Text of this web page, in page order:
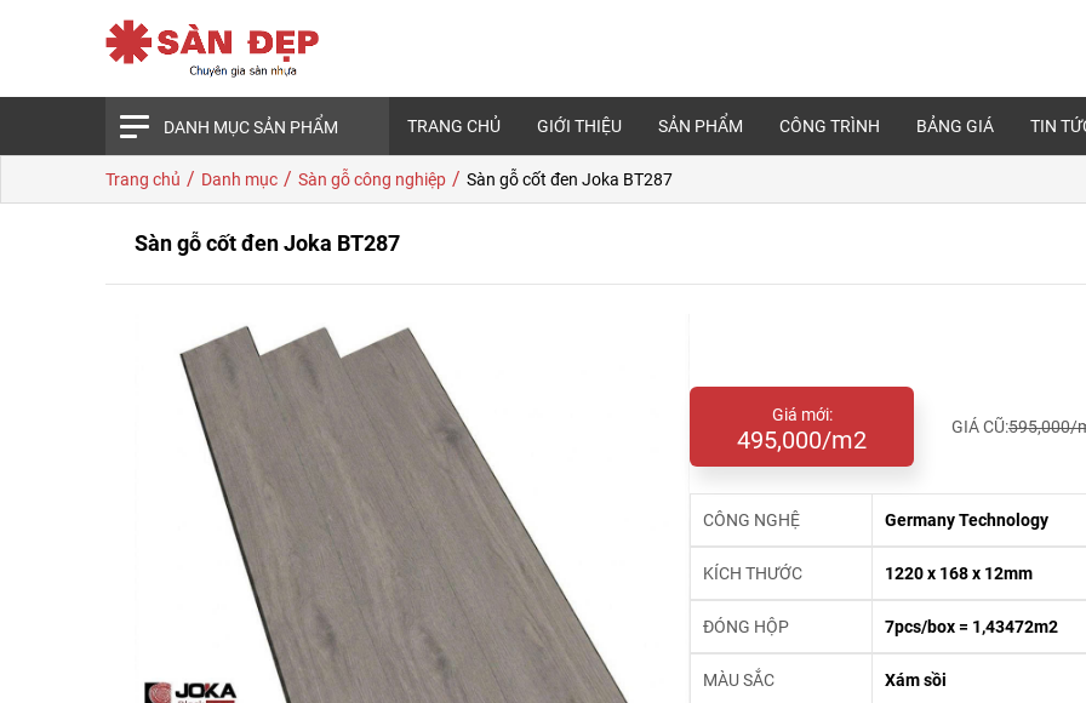
DANH MỤC SẢN PHẨM TRANG CHỦ GIỚI THIỆU SẢN PHẨM CÔNG TRÌNH BẢNG GIÁ TIN
Trang chủ / Danh mục / Sàn gỗ công nghiệp / Sàn gỗ cốt đen Joka BT287
Sàn gỗ cốt đen Joka BT287
Giá mới:
495,000/m2 GIÁ CŨ:595,000/
CÔNG NGHỆ Germany Technology
KÍCH THƯỚC 1220 x 168 x 12mm
ĐÓNG HỘP 7pcs/box = 1,43472m2
MÀU SẮC Xám sồi